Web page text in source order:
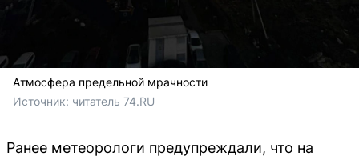
Атмосфера предельной мрачности
Источник: читатель 74.RU
Ранее метеорологи предупреждали, что на